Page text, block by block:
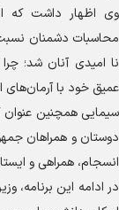
وی اظهار داشت که
محاسبات دشمنان
نا امیدی آنان شد؛
عمیق خود با آرمان‌های
سیمایی همچنین عنوان
دوستان و همراهان
انسجام، همراهی و
در ادامه این